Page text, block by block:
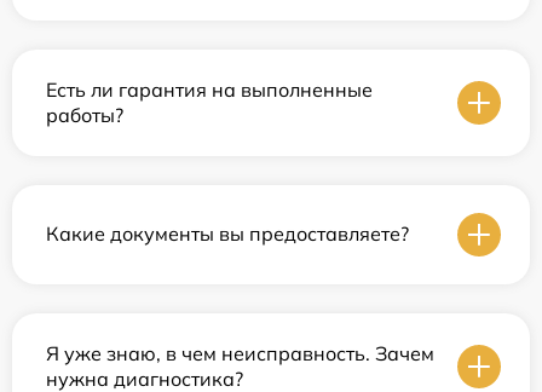
Есть ли гарантия на выполненные
работы?
Какие документы вы предоставляете?
Я уже знаю, в чем неисправность. Зачем
нужна диагностика?